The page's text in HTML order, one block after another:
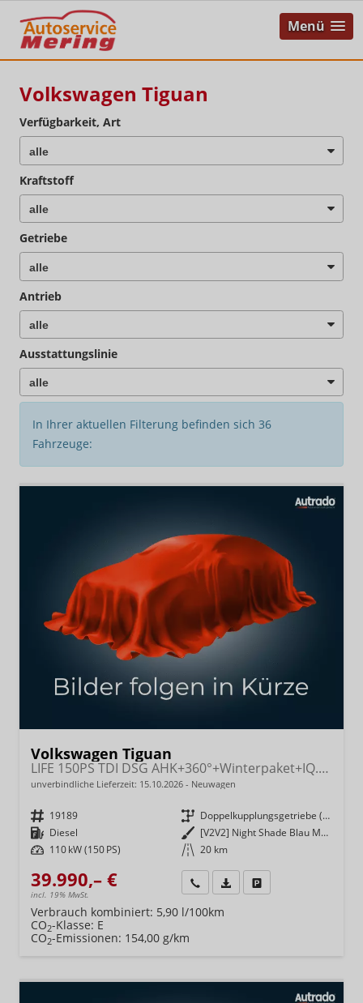
Menü
Volkswagen Tiguan
Verfügbarkeit, Art
Kraftstoff
Getriebe
Antrieb
Ausstattungslinie
In Ihrer aktuellen Filterung befinden sich 36
Fahrzeuge:
Volkswagen Tiguan
LIFE 150PS TDI DSG AHK+360°+Winterpaket+IQ.Drive+Alarm+ACC+App-Connect
unverbindliche Lieferzeit: 15.10.2026 Neuwagen
Fahrzeugnr. 19189 Getriebe
Doppelkupplungsgetriebe (DSG)
Kraftstoff Diesel Außenfarbe
[V2V2] Night Shade Blau Metallic
Leistung 110 kW (150 PS) Kilometerstand 20 km
39.990,– €
incl. 19% MwSt.
Wir rufen Sie anFahrzeugexposé (PDF)
Verbrauch kombiniert: 5,90 l/100km
CO2-Klasse: E
CO2-Emissionen: 154,00 g/km